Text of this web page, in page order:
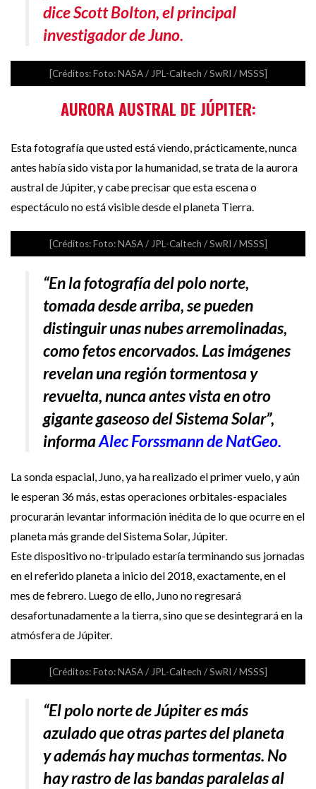
dice Scott Bolton, el principal
investigador de Juno.
[Créditos: Foto: NASA / JPL-Caltech / SwRI / MSSS]
AURORA AUSTRAL DE JÚPITER:
Esta fotografía que usted está viendo, prácticamente, nunca
antes había sido vista por la humanidad, se trata de la aurora
austral de Júpiter, y cabe precisar que esta escena o
espectáculo no está visible desde el planeta Tierra.
[Créditos: Foto: NASA / JPL-Caltech / SwRI / MSSS]
“En la fotografía del polo norte,
tomada desde arriba, se pueden
distinguir unas nubes arremolinadas,
como fetos encorvados. Las imágenes
revelan una región tormentosa y
revuelta, nunca antes vista en otro
gigante gaseoso del Sistema Solar”,
informaAlec Forssmann de NatGeo.
La sonda espacial, Juno, ya ha realizado el primer vuelo, y aún
le esperan 36 más, estas operaciones orbitales-espaciales
procurarán levantar información inédita de lo que ocurre en el
planeta más grande del Sistema Solar, Júpiter.
Este dispositivo no-tripulado estaría terminando sus jornadas
en el referido planeta a inicio del 2018, exactamente, en el
mes de febrero. Luego de ello, Juno no regresará
desafortunadamente a la tierra, sino que se desintegrará en la
atmósfera de Júpiter.
[Créditos: Foto: NASA / JPL-Caltech / SwRI / MSSS]
“El polo norte de Júpiter es más
azulado que otras partes del planeta
y además hay muchas tormentas. No
hay rastro de las bandas paralelas al